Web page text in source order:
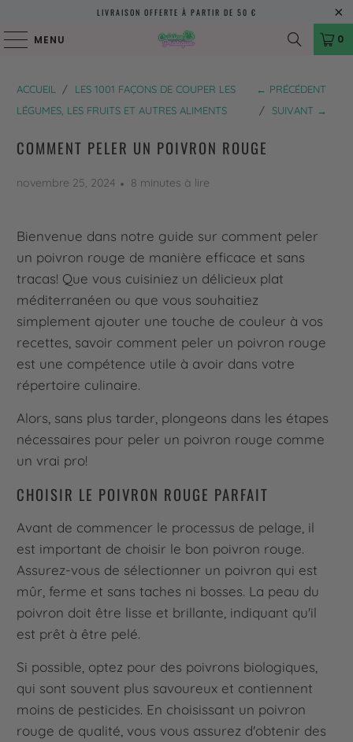
LIVRAISON OFFERTE À PARTIR DE 50 €
MENU 0
ACCUEIL /
LES 1001 FAÇONS DE COUPER LES
LÉGUMES, LES FRUITS ET AUTRES ALIMENTS
← PRÉCÉDENT
/ SUIVANT →
COMMENT PELER UN POIVRON ROUGE
novembre 25, 2024 8 minutes à lire
Bienvenue dans notre guide sur comment peler
un poivron rouge de manière efficace et sans
tracas! Que vous cuisiniez un délicieux plat
méditerranéen ou que vous souhaitiez
simplement ajouter une touche de couleur à vos
recettes, savoir comment peler un poivron rouge
est une compétence utile à avoir dans votre
répertoire culinaire.
Alors, sans plus tarder, plongeons dans les étapes
nécessaires pour peler un poivron rouge comme
un vrai pro!
CHOISIR LE POIVRON ROUGE PARFAIT
Avant de commencer le processus de pelage, il
est important de choisir le bon poivron rouge.
Assurez-vous de sélectionner un poivron qui est
mûr, ferme et sans taches ni bosses. La peau du
poivron doit être lisse et brillante, indiquant qu'il
est prêt à être pelé.
Si possible, optez pour des poivrons biologiques,
qui sont souvent plus savoureux et contiennent
moins de pesticides. En choisissant un poivron
rouge de qualité, vous vous assurez d'obtenir des